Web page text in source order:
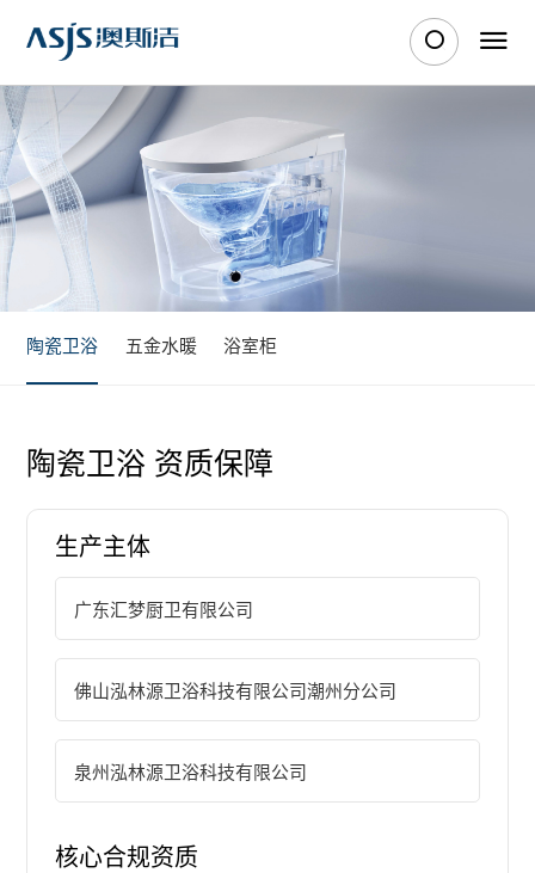
陶瓷卫浴 五金水暖 浴室柜
陶瓷卫浴 资质保障
生产主体
广东汇梦厨卫有限公司
佛山泓林源卫浴科技有限公司潮州分公司
泉州泓林源卫浴科技有限公司
核心合规资质